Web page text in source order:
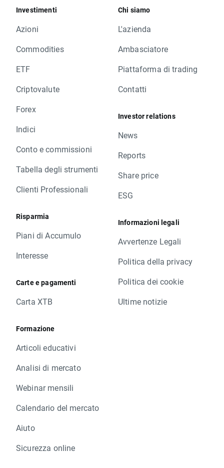
Investimenti
Azioni
Commodities
ETF
Criptovalute
Forex
Indici
Conto e commissioni
Tabella degli strumenti
Clienti Professionali
Risparmia
Piani di Accumulo
Interesse
Carte e pagamenti
Carta XTB
Formazione
Articoli educativi
Analisi di mercato
Webinar mensili
Calendario del mercato
Aiuto
Sicurezza online
Chi siamo
L'azienda
Ambasciatore
Piattaforma di trading
Contatti
Investor relations
News
Reports
Share price
ESG
Informazioni legali
Avvertenze Legali
Politica della privacy
Politica dei cookie
Ultime notizie